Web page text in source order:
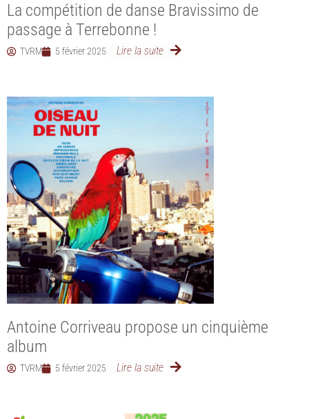
La compétition de danse Bravissimo de
passage à Terrebonne !
TVRM 5 février 2025 Lire la suite
Antoine Corriveau propose un cinquième
album
TVRM 5 février 2025 Lire la suite